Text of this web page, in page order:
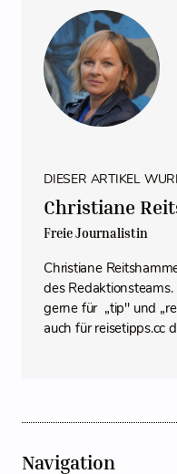
DIESER ARTIKEL
Christiane
Freie Journalistin
Christiane
des Redaktionsteams.
gerne für „tip" und
auch für reisetipps.cc
Navigation